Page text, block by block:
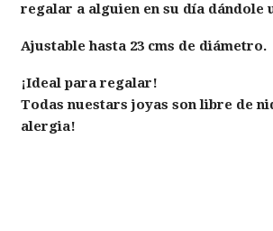
regalar a alguien en su día dándole
Ajustable hasta 23 cms de diámetro.
¡Ideal para regalar!
Todas nuestars joyas son libre de
alergia!